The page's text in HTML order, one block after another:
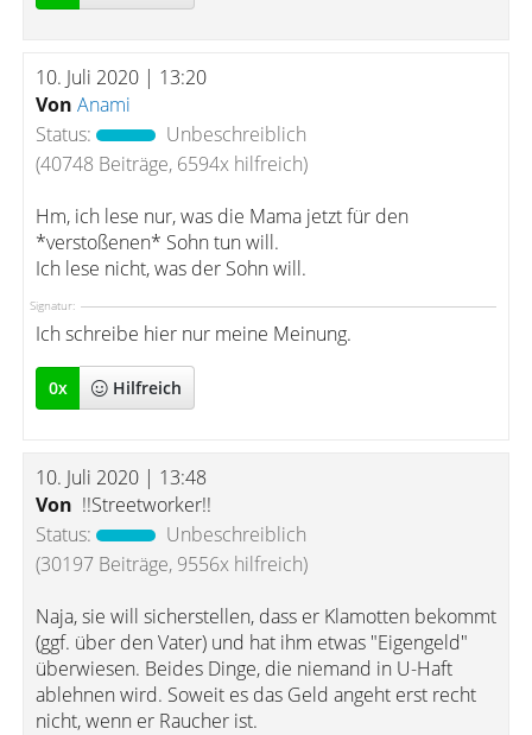
10. Juli 2020 | 13:20
Von Anami
Status:
Unbeschreiblich
(40748 Beiträge, 6594x hilfreich)
Hm, ich lese nur, was die Mama jetzt für den
*verstoßenen* Sohn tun will.
Ich lese nicht, was der Sohn will.
Signatur:
Ich schreibe hier nur meine Meinung.
0x Hilfreich
10. Juli 2020 | 13:48
Von !!Streetworker!!
Status:
Unbeschreiblich
(30197 Beiträge, 9556x hilfreich)
Naja, sie will sicherstellen, dass er Klamotten bekommt
(ggf. über den Vater) und hat ihm etwas "Eigengeld"
überwiesen. Beides Dinge, die niemand in U-Haft
ablehnen wird. Soweit es das Geld angeht erst recht
nicht, wenn er Raucher ist.